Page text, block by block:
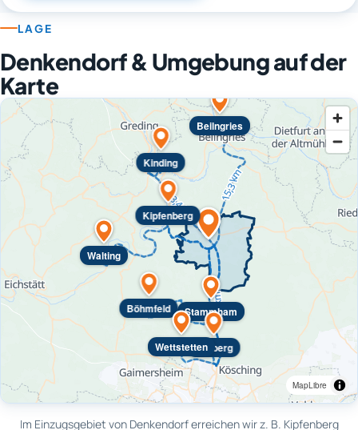
LAGE
Denkendorf & Umgebung auf der
Karte
Kipfenberg
Stammham
Kinding
Böhmfeld
Walting
Hepberg
Wettstetten
Beilngries
MapLibre
Im Einzugsgebiet von Denkendorf erreichen wir z. B. Kipfenberg